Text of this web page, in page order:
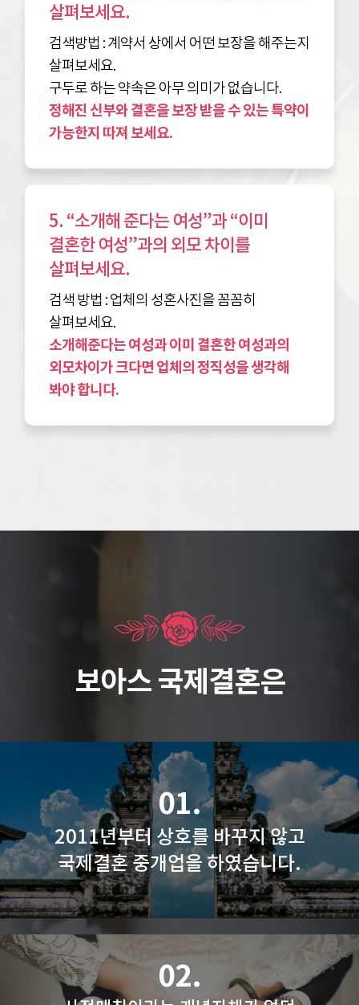
살펴보세요.
검색방법 : 계약서 상에서 어떤 보장을 해주는지
살펴보세요.
구두로 하는 약속은 아무 의미가 없습니다.
정해진 신부와 결혼을 보장 받을 수 있는 특약이
가능한지 따져 보세요.
5. “소개해 준다는 여성”과 “이미
결혼한 여성”과의 외모 차이를
살펴보세요.
검색 방법 : 업체의 성혼사진을 꼼꼼히
살펴보세요.
소개해준다는 여성과 이미 결혼한 여성과의
외모차이가 크다면 업체의 정직성을 생각해
봐야 합니다.
보아스 국제결혼은
01.
2011년부터 상호를 바꾸지 않고
국제결혼 중개업을 하였습니다.
02.